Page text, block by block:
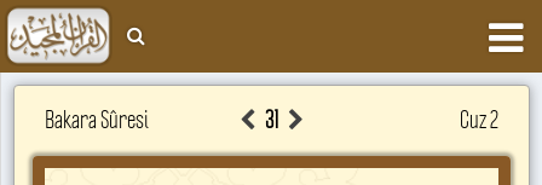
Bakara Sûresi 31 Cuz 2